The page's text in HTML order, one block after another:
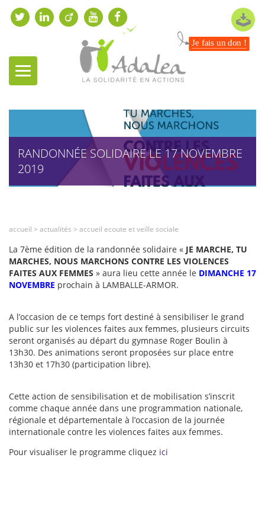
Je fais un don !
RANDONNÉE SOLIDAIRE LE 17 NOVEMBRE
2019
accueil > actualités > accueil ecoute et veille sociale
La 7ème édition de la randonnée solidaire « JE MARCHE, TU
MARCHES, NOUS MARCHONS CONTRE LES VIOLENCES
FAITES AUX FEMMES » aura lieu cette année le DIMANCHE 17
NOVEMBRE prochain à LAMBALLE-ARMOR.
A l’occasion de ce temps fort destiné à sensibiliser le grand
public sur les violences faites aux femmes, plusieurs circuits
seront organisés au départ du gymnase Roger Boulin à
13h30. Des animations seront proposées sur place entre
13h30 et 17h30 (participation libre).
Cette action de sensibilisation et de mobilisation s’inscrit
comme chaque année dans une programmation nationale,
régionale et départementale à l’occasion de la journée
internationale contre les violences faites aux femmes.
Pour visualiser le programme cliquez ici